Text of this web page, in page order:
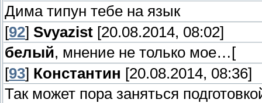
Дима типун тебе на язык
[92] Svyazist [20.08.2014, 08:02]
белый, мнение не только мое…[
[93] Константин [20.08.2014, 08:36]
Так может пора заняться